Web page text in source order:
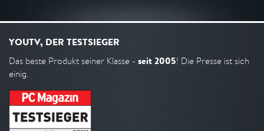
YOUTV, DER TESTSIEGER
Das beste Produkt seiner Klasse - seit 2005! Die Presse ist sich
einig.